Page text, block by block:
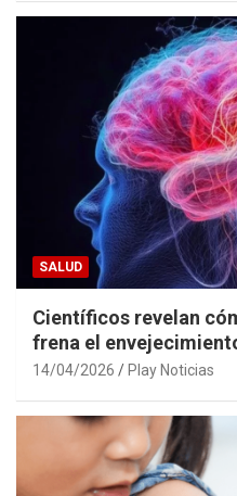
SALUD
Científicos revelan
frena el
14/04/2026 Play Noticias